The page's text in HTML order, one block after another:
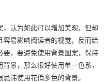
认为如此可以增加美观，但却
容易影响阅读者的视觉，反而给
要，要避免使用背景图案，保持
景，那么很好使用单一色系，
讳使用花俏多色的背景。